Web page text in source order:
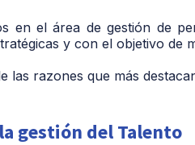
en el área de gestión de
y con el objetivo de
las razones que más
gestión del Talento